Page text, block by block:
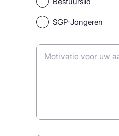
SGP-Jongeren
Motivatie voor uw